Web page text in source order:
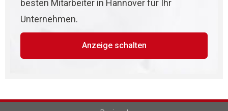
besten Mitarbeiter in Hannover für Ihr
Unternehmen.
Anzeige schalten